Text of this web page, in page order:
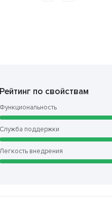
Рейтинг по свойствам
Функциональность
Служба поддержки
Легкость внедрения